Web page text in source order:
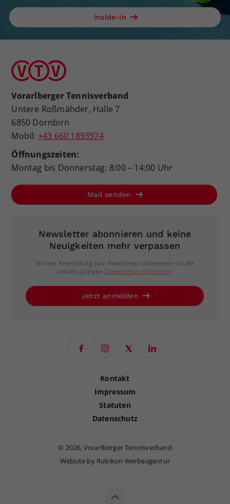
Inside-In
Vorarlberger Tennisverband
Untere Roßmähder, Halle 7
6850 Dornbirn
Mobil: +43 660 1893974
Öffnungszeiten:
Montag bis Donnerstag: 8:00 – 14:00 Uhr
Mail senden
Newsletter abonnieren und keine
Neuigkeiten mehr verpassen
Mit der Anmeldung zum Newsletter akzeptiere ich die
aktuell gültigen Datenschutzrichtlinien.
Jetzt anmelden
Kontakt
Impressum
Statuten
Datenschutz
© 2026, Vorarlberger Tennisverband
Website by Rubikon Werbeagentur